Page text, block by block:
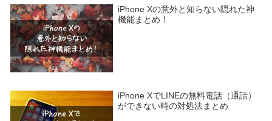
iPhone Xの意外と知らない隠れた神
機能まとめ！
iPhone XでLINEの無料電話（通話）
ができない時の対処法まとめ